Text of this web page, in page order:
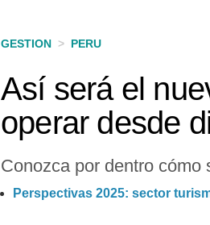
GESTION > PERU
Así será el
operar desde
Conozca por dentro cómo
Perspectivas 2025: sector